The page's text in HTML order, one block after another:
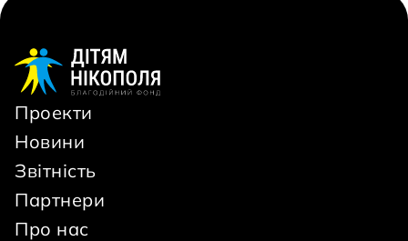
Проекти
Новини
Звітність
Партнери
Про нас